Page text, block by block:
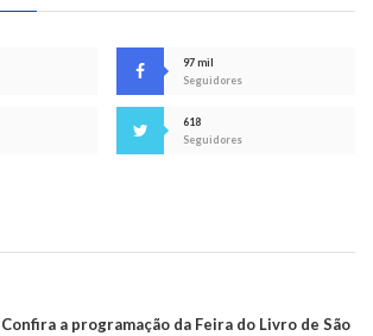
97 mil
Seguidores
618
Seguidores
Confira a programação da Feira do Livro de São